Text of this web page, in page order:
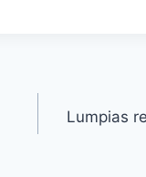
Lumpias